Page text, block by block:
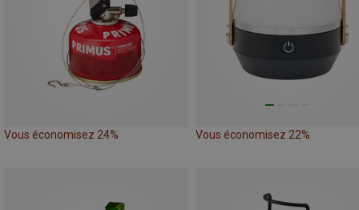
Vous économisez 24% Vous économisez 22%